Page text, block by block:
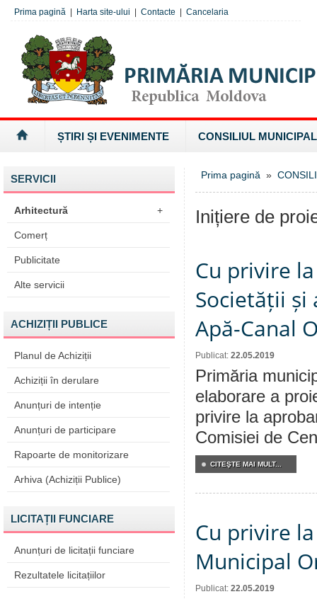
Prima pagină Harta site-ului Contacte Cancelaria
ȘTIRI ȘI EVENIMENTE CONSILIUL MUNICIPAL
SERVICII
Arhitectură +
Comerț
Publicitate
Alte servicii
ACHIZIȚII PUBLICE
Planul de Achiziții
Achiziții în derulare
Anunțuri de intenție
Anunțuri de participare
Rapoarte de monitorizare
Arhiva (Achiziții Publice)
LICITAȚII FUNCIARE
Anunțuri de licitații funciare
Rezultatele licitațiilor
Prima pagină »
Inițiere de
Cu privire
Societății și
Apă-Canal
Publicat: 22.05.2019
Primăria
elaborare a
privire la
Comisiei de
CITEŞTE MAI MULT...
Cu privire
Municipal
Publicat: 22.05.2019